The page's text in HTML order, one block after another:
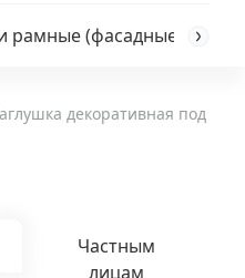
рамные (фасадные)
декоративная под
Частным
лицам